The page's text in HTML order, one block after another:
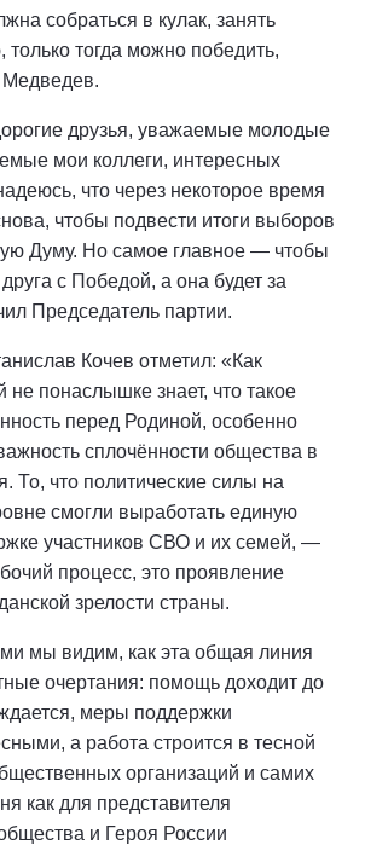
собраться в кулак, занять
тогда можно победить,
друзья, уважаемые молодые
мои коллеги, интересных
что через некоторое время
чтобы подвести итоги выборов
Думу. Но самое главное — чтобы
с Победой, а она будет за
Председатель партии.
Кочев отметил: «Как
не понаслышке знает, что такое
перед Родиной, особенно
сплочённости общества в
То, что политические силы на
смогли выработать единую
участников СВО и их семей, —
процесс, это проявление
зрелости страны.
мы видим, как эта общая линия
очертания: помощь доходит до
меры поддержки
а работа строится в тесной
организаций и самих
как для представителя
и Героя России